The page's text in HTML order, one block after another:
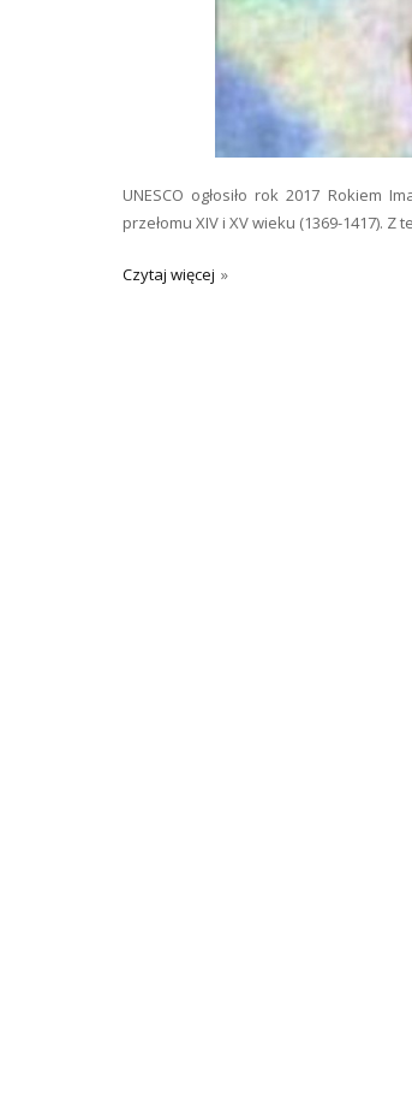
UNESCO ogłosiło rok 2017 Rokiem
przełomu XIV i XV wieku (1369-1417).
Czytaj więcej